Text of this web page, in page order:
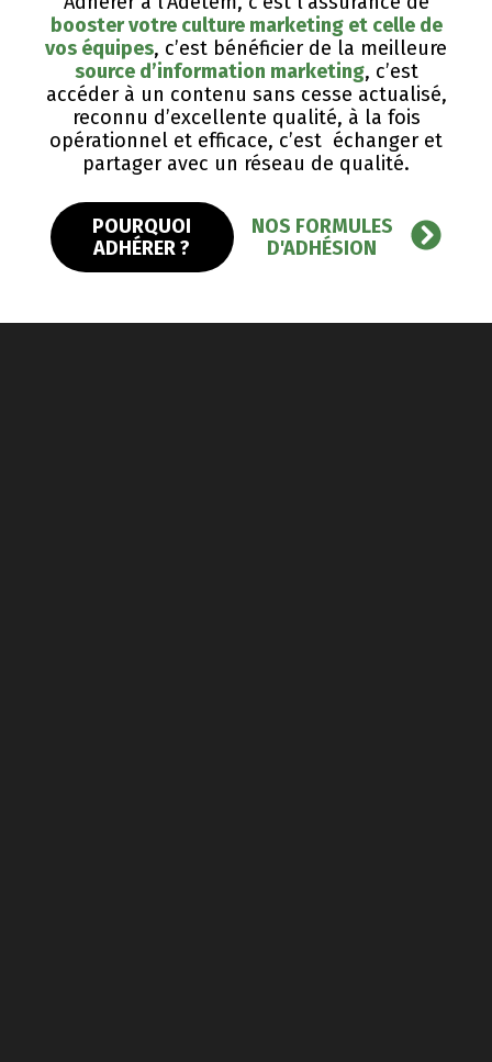
booster votre culture marketing et celle de
vos équipes, c’est bénéficier de la meilleure
source d’information marketing, c’est
accéder à un contenu sans cesse actualisé,
reconnu d’excellente qualité, ​à la fois
opérationnel et efficace, c’est échanger et
partager avec un réseau de qualité.
POURQUOI
ADHÉRER ?
NOS FORMULES
D'ADHÉSION